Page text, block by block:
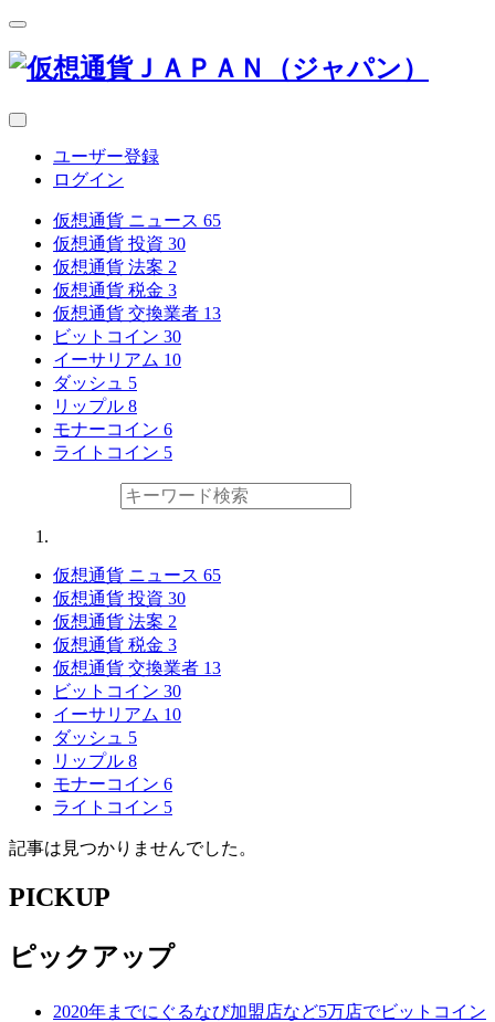
ユーザー登録
ログイン
仮想通貨 ニュース 65
仮想通貨 投資 30
仮想通貨 法案 2
仮想通貨 税金 3
仮想通貨 交換業者 13
ビットコイン 30
イーサリアム 10
ダッシュ 5
リップル 8
モナーコイン 6
ライトコイン 5
仮想通貨 ニュース 65
仮想通貨 投資 30
仮想通貨 法案 2
仮想通貨 税金 3
仮想通貨 交換業者 13
ビットコイン 30
イーサリアム 10
ダッシュ 5
リップル 8
モナーコイン 6
ライトコイン 5
記事は見つかりませんでした。
PICKUP
ピックアップ
2020年までにぐるなび加盟店など5万店でビットコイン